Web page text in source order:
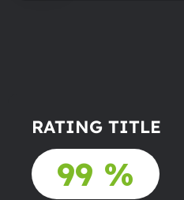
RATING TITLE
99 %